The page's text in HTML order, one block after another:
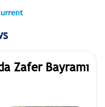
Zafer Bayramı